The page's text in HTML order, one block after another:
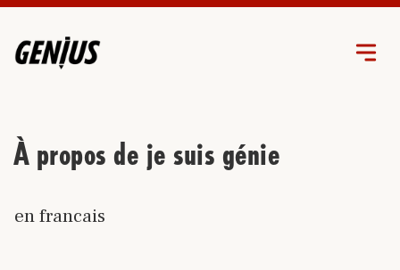
À propos de je suis génie
en francais